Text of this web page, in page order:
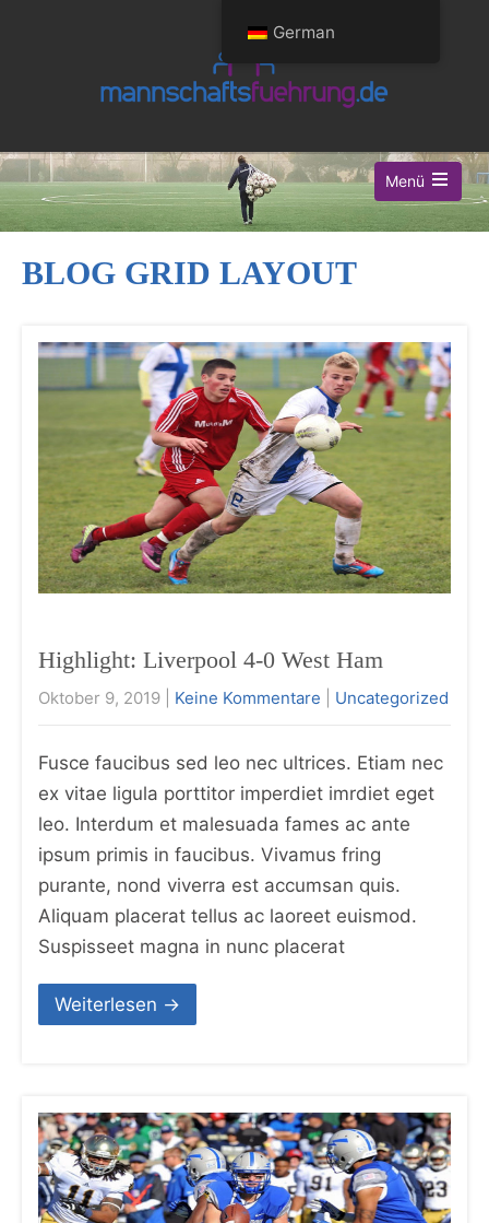
Menü
BLOG GRID LAYOUT
Highlight: Liverpool 4-0 West Ham
Oktober 9, 2019 Keine Kommentare Uncategorized
Fusce faucibus sed leo nec ultrices. Etiam nec
ex vitae ligula porttitor imperdiet imrdiet eget
leo. Interdum et malesuada fames ac ante
ipsum primis in faucibus. Vivamus fring
purante, nond viverra est accumsan quis.
Aliquam placerat tellus ac laoreet euismod.
Suspisseet magna in nunc placerat
Weiterlesen →
German